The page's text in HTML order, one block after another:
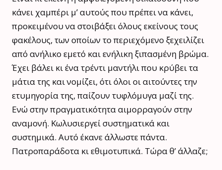
κάνει χαμπέρι μ’ αυτούς που πρέπει να κάνει,
προκειμένου να στοιβάξει όλους εκείνους τους
φακέλους, των οποίων το περιεχόμενο ξεχειλίζει
από ανήλικο εμετό και ενήλικη ξιπασμένη βρώμα.
Έχει βάλει κι ένα τρέντι μαντήλι που κρύβει τα
μάτια της και νομίζει, ότι όλοι οι αιτούντες την
ετυμηγορία της, παίζουν τυφλόμυγα μαζί της.
Ενώ στην πραγματικότητα αιμορραγούν στην
αναμονή. Κωλυσιεργεί συστηματικά και
συστημικά. Αυτό έκανε άλλωστε πάντα.
Πατροπαράδοτα κι εθιμοτυπικά. Τώρα θ’ άλλαζε;